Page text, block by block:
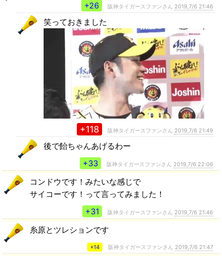
+26
阪神タイガースファンさん 2019,7/6 21:46
笑っておきました
+118 阪神タイガースファンさん 2019,7/6 21:49
後で飴ちゃんあげるわー
+33
阪神タイガースファンさん 2019,7/6 22:06
コンドウです！みたいな感じで
サイコーです！って言ってみました！
+31
阪神タイガースファンさん 2019,7/6 21:46
糸原とツレションです
+14 阪神タイガースファンさん 2019,7/6 21:47